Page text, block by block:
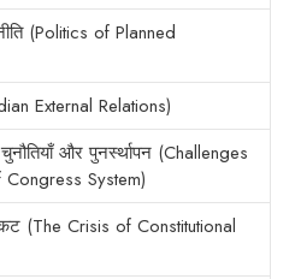
(Politics of Planned
External Relations)
और पुनर्स्थापन (Challenges
System)
(The Crisis of Constitutional